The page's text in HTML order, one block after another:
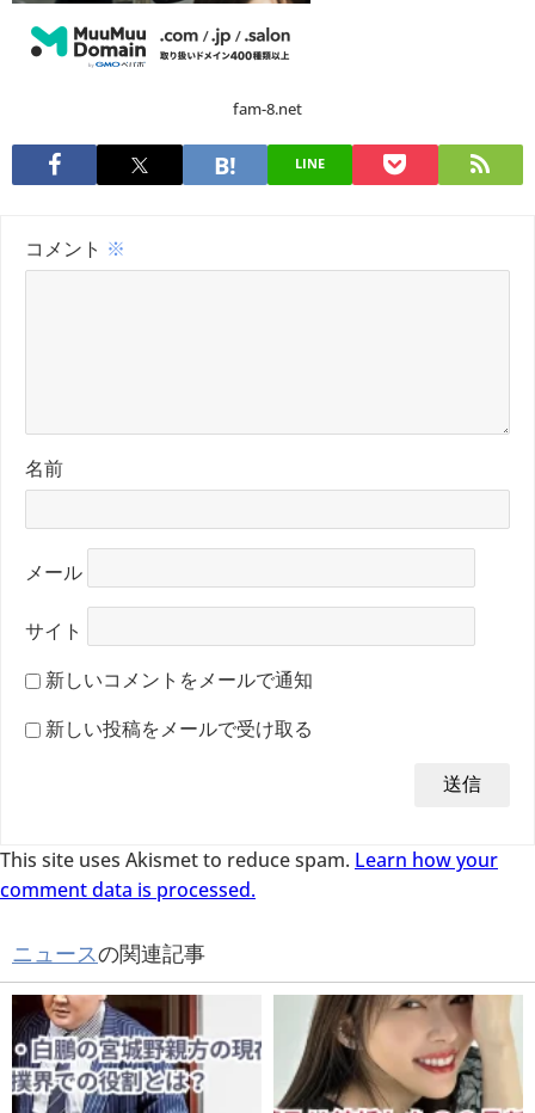
fam-8.net
LINE
コメント ※
名前
メール
サイト
新しいコメントをメールで通知
新しい投稿をメールで受け取る
This site uses Akismet to reduce spam. Learn how your
comment data is processed.
ニュースの関連記事